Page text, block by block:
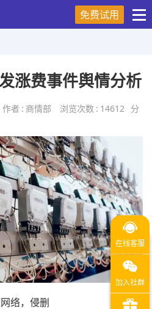
免费试用
涨费事件舆情分析
作者 : 商情部 浏览次数 : 14612 分
络，侵删